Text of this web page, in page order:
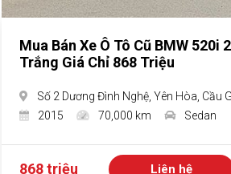
Mua Bán Xe Ô Tô Cũ BMW 520i
Trắng Giá Chỉ 868 Triệu
Số 2 Dương Đình Nghệ, Yên Hòa, Cầu
2015
70,000 km Sedan
868 triệu Liên hệ